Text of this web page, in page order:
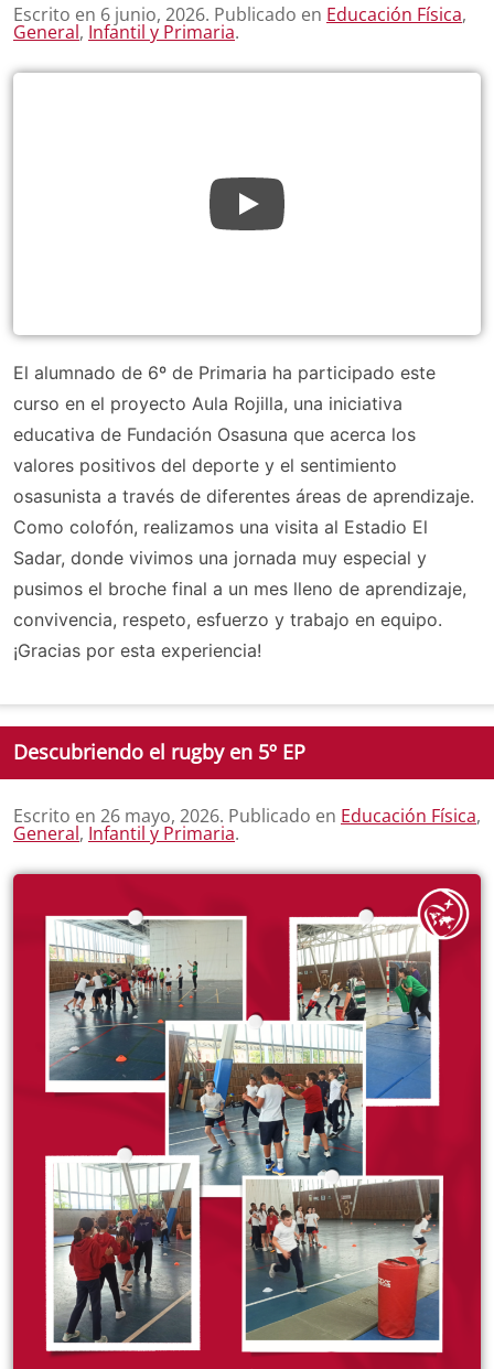
Escrito en 6 junio, 2026. Publicado en Educación Física,
General, Infantil y Primaria.
El alumnado de 6º de Primaria ha participado este
curso en el proyecto Aula Rojilla, una iniciativa
educativa de Fundación Osasuna que acerca los
valores positivos del deporte y el sentimiento
osasunista a través de diferentes áreas de aprendizaje.
Como colofón, realizamos una visita al Estadio El
Sadar, donde vivimos una jornada muy especial y
pusimos el broche final a un mes lleno de aprendizaje,
convivencia, respeto, esfuerzo y trabajo en equipo.
¡Gracias por esta experiencia!
Descubriendo el rugby en 5º EP
Escrito en 26 mayo, 2026. Publicado en Educación Física,
General, Infantil y Primaria.